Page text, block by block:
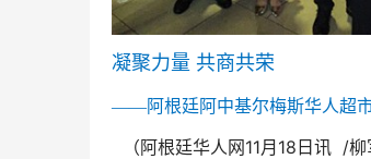
凝聚力量 共商共荣
——阿根廷阿中基尔梅斯华人超
（阿根廷华人网 11月 18 日讯 /柳